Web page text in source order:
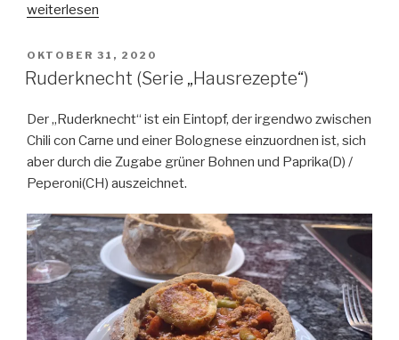
„Conchiglioni
Scatola“
weiterlesen
VERÖFFENTLICHT
AM
OKTOBER 31, 2020
Ruderknecht (Serie „Hausrezepte“)
Der „Ruderknecht“ ist ein Eintopf, der irgendwo zwischen
Chili con Carne und einer Bolognese einzuordnen ist, sich
aber durch die Zugabe grüner Bohnen und Paprika(D) /
Peperoni(CH) auszeichnet.